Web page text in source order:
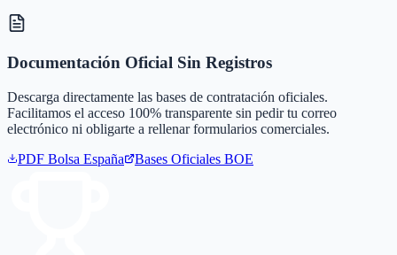
Documentación Oficial Sin Registros
Descarga directamente las bases de contratación oficiales.
Facilitamos el acceso 100% transparente sin pedir tu correo
electrónico ni obligarte a rellenar formularios comerciales.
PDF Bolsa España Bases Oficiales BOE